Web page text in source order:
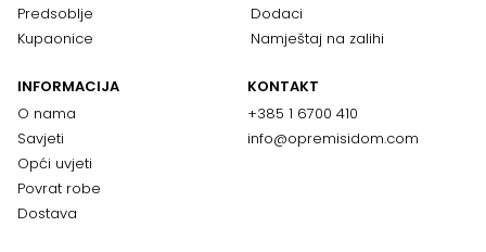
Predsoblje
Kupaonice
Dodaci
Namještaj na zalihi
INFORMACIJA
O nama
Savjeti
Opći uvjeti
Povrat robe
Dostava
KONTAKT
+385 1 6700 410
info@opremisidom.com